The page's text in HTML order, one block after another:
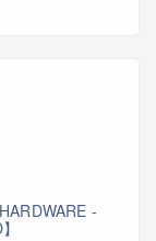
-